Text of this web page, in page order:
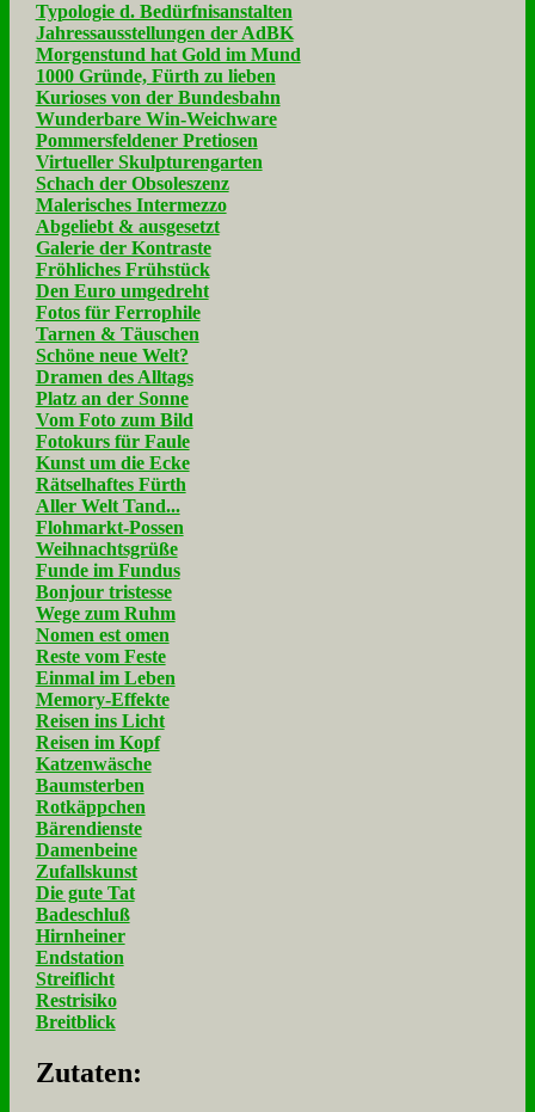
Typologie d. Bedürfnisanstalten
Jahressausstellungen der AdBK
Morgenstund hat Gold im Mund
1000 Gründe, Fürth zu lieben
Kurioses von der Bundesbahn
Wunderbare Win-Weichware
Pommersfeldener Pretiosen
Virtueller Skulpturengarten
Schach der Obsoleszenz
Malerisches Intermezzo
Abgeliebt & ausgesetzt
Galerie der Kontraste
Fröhliches Frühstück
Den Euro umgedreht
Fotos für Ferrophile
Tarnen & Täuschen
Schöne neue Welt?
Dramen des Alltags
Platz an der Sonne
Vom Foto zum Bild
Fotokurs für Faule
Kunst um die Ecke
Rätselhaftes Fürth
Aller Welt Tand...
Flohmarkt-Possen
Weihnachtsgrüße
Funde im Fundus
Bonjour tristesse
Wege zum Ruhm
Nomen est omen
Reste vom Feste
Einmal im Leben
Memory-Effekte
Reisen ins Licht
Reisen im Kopf
Katzenwäsche
Baumsterben
Rotkäppchen
Bärendienste
Damenbeine
Zufallskunst
Die gute Tat
Badeschluß
Hirnheiner
Endstation
Streiflicht
Restrisiko
Breitblick
Zu­ta­ten: